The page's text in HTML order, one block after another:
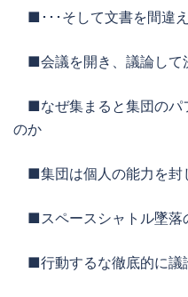
■･･･そして文書を間違
■会議を開き、議論して
■なぜ集まると集団のパ
のか
■集団は個人の能力を封
■スペースシャトル墜落
■行動するな徹底的に議